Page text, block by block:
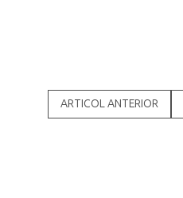
ARTICOL ANTERIOR